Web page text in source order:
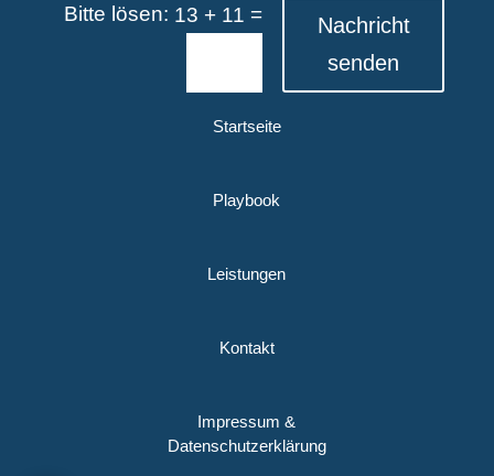
Bitte lösen: 13 + 11 =
Nachricht
senden
Startseite
Playbook
Leistungen
Kontakt
Impressum &
Datenschutzerklärung